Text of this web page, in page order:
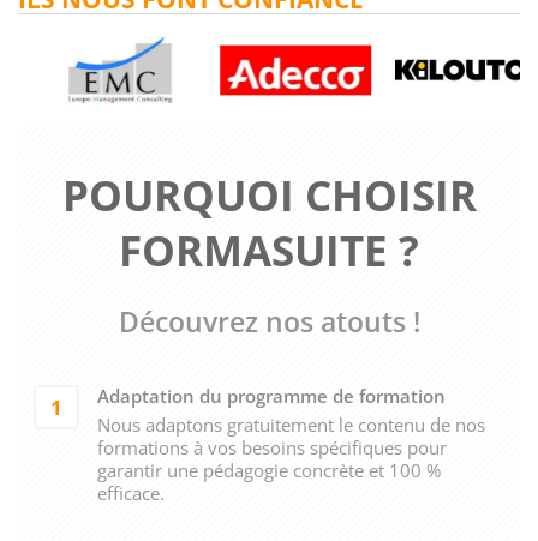
POURQUOI CHOISIR
FORMASUITE ?
Découvrez nos atouts !
1
Adaptation du programme de formation
Nous adaptons gratuitement le contenu de nos
formations à vos besoins spécifiques pour
garantir une pédagogie concrète et 100 %
efficace.